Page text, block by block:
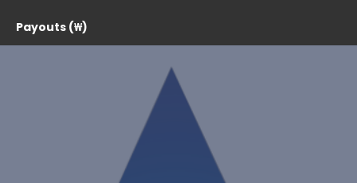
Payouts (₩)